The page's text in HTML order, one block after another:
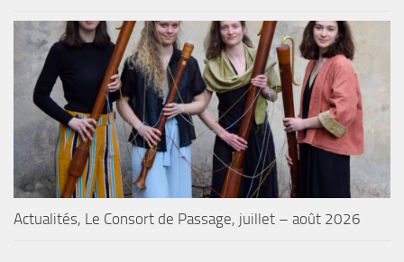
Actualités, Le Consort de Passage, juillet – août 2026